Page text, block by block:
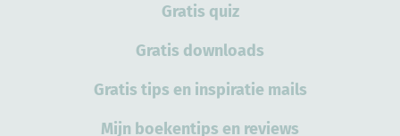
Gratis quiz
Gratis downloads
Gratis tips en inspiratie mails
Mijn boekentips en reviews